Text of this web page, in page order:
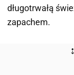
długotrwałą
zapachem.